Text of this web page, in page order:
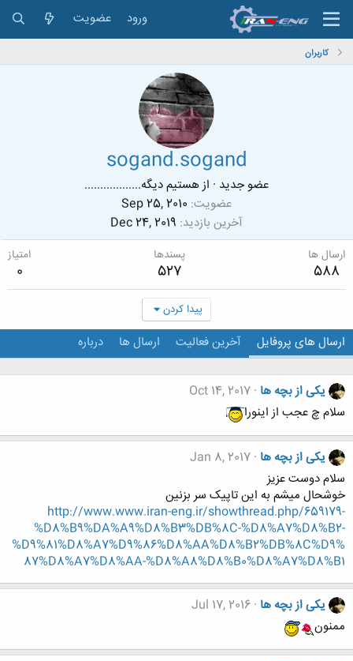
ورود عضویت
کاربران
sogand.sogand
عضو جدید · ازهستیم دیگه..................
عضویت Sep 25, 2010
آخرین بازدید Dec 24, 2019
ارسال ها
588
پسندها
527
امتیاز
0
پیدا کردن
ارسال های پروفایل آخرین فعالیت ارسال ها درباره
یکی از بچه ها Oct 14, 2017
سلام چ عجب از اینورا
یکی از بچه ها Jan 8, 2017
سلام دوست عزیز
خوشحال میشم به این تاپیک سر بزنین
http://www.www.iran-eng.ir/showthread.php/659179-
%D8%B9%DA%A9%D8%B3%DB%8C-%D8%A7%D8%B2-
%D9%81%D8%A7%D9%86%D8%AA%D8%B2%DB%8C%D9%
87%D8%A7%D8%AA-%D8%A8%D8%B0%D8%A7%D8%B1
یکی از بچه ها Jul 17, 2016
ممنون